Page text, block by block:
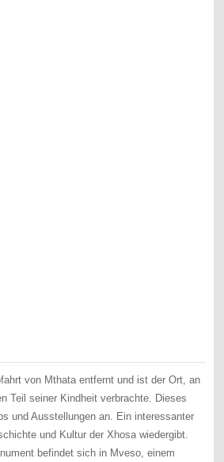
von Mthata entfernt und ist der Ort, an
Teil seiner Kindheit verbrachte. Dieses
und Ausstellungen an. Ein interessanter
und Kultur der Xhosa wiedergibt.
befindet sich in Mveso, einem